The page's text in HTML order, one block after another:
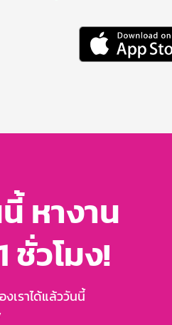
หางาน
ชั่วโมง!
เราได้แล้ววันนี้